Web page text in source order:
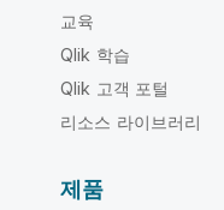
교육
Qlik 학습
Qlik 고객 포털
리소스 라이브러리
제품